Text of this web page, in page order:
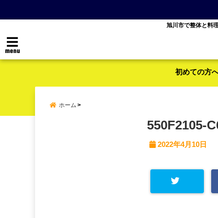
旭川市で整体と料
menu
初めての方
ホーム
550F2105-
2022年4月10日